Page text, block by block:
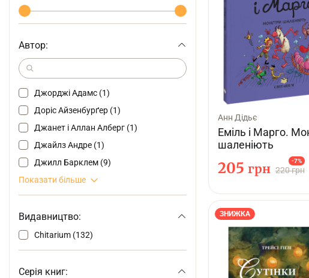
Автор:
Джорджі Адамс (1)
Доріс Айзенбурґер (1)
Джанет і Аллан Алберг (1)
Джайлз Андре (1)
Джилл Барклем (9)
Показати більше
Видавництво:
Chitarium (132)
Серія книг:
Анн Дідьє
Еміль і Марго.
шаленіють
220 грн
-7%
205 грн
ЗНИЖКА